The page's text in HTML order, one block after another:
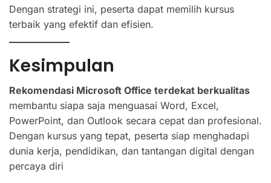
Dengan strategi ini, peserta dapat memilih kursus
terbaik yang efektif dan efisien.
Kesimpulan
Rekomendasi Microsoft Office terdekat berkualitas
membantu siapa saja menguasai Word, Excel,
PowerPoint, dan Outlook secara cepat dan profesional.
Dengan kursus yang tepat, peserta siap menghadapi
dunia kerja, pendidikan, dan tantangan digital dengan
percaya diri